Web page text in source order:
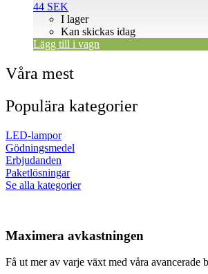
44 SEK
I lager
Kan skickas idag
Lägg till i vagn
Våra mest
Populära kategorier
LED-lampor
Gödningsmedel
Erbjudanden
Paketlösningar
Se alla kategorier
Maximera avkastningen
Få ut mer av varje växt med våra avancerade